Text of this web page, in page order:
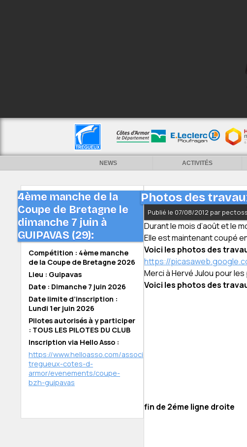
NEWS ACTIVITÉS
4ème manche de la
Coupe de Bretagne le
dimanche 7 juin à
GUIPAVAS (29):
Compétition : 4ème manche
de la Coupe de Bretagne 2026
Lieu : Guipavas
Date : Dimanche 7 juin 2026
Date limite d’inscription :
Lundi 1er juin 2026
Pilotes autorisés à y participer
: TOUS LES PILOTES DU CLUB
Inscription via Hello Asso :
https://www.helloasso.com/associations/bmx-
tregueux-cotes-d-
armor/evenements/coupe-
bzh-guipavas
Photos des
Publié le 07/08/2012 par pectoss
Durant le mois d’août et le
Elle est maintenant coupé
Voici les photos des
https://
Merci à Hervé Julou pour
Voici les photos des
fin de 2éme ligne droite